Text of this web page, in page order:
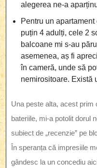
alegerea ne-a
Pentru un
puțin 4 adulți, cele 2
balcoane mi s-au
asemenea, aș fi
în cameră, unde să
nemirositoare. Există
Una peste alta, acest
bateriile, mi-a potolit dorul
subiect de „recenzie” pe
În speranța că impresiile
gândesc la un concediu